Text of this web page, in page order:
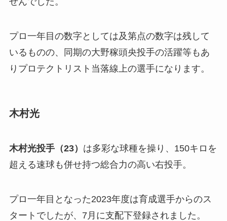
プロ一年目の数字としては及第点の数字は残して
いるものの、同期の大野稼頭央投手の活躍等もあ
りプロテクトリスト当落線上の選手になります。
木村光
木村光投手（23） は多彩な球種を操り、150キロを
超える速球も併せ持つ総合力の高い右投手。
プロ一年目となった2023年度は育成選手からのス
タートでしたが、7月に支配下登録されました。